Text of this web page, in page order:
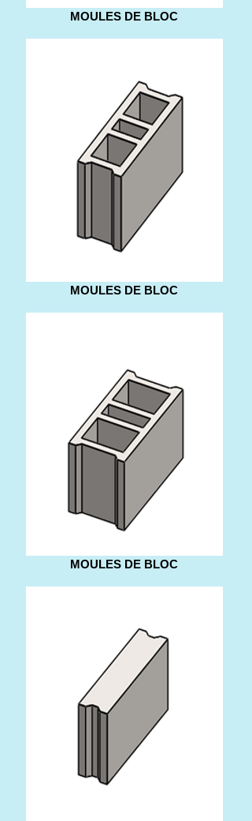
MOULES DE BLOC
MOULES DE BLOC
MOULES DE BLOC